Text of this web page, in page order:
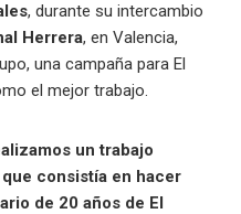
, durante su intercambio
Herrera, en Valencia,
una campaña para El
el mejor trabajo.
un trabajo
consistía en hacer
de 20 años de El